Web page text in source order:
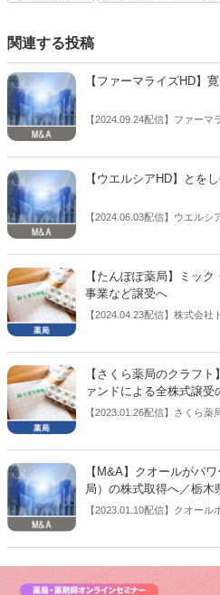
関連する投稿
【ファーマライズHD】
【2024.09.24配信】ファーマ
24日、寛一商店グループか
の適用を申請し、保全管理命
化、返済資金の捻出困難に
【ウエルシアHD】とを
【2024.06.03配信】ウエルシ
社とをしや薬局がウエルシ
【たんぽぽ薬局】ミッ
事業など譲受へ
【2024.04.23配信】株式会社
局株式会社（岐阜市）は４
業、ドラッグストア事業など
至ったと公表した。
【さくら薬局のクラフ
ァンドによる全株式譲受
【2023.01.26配信】さくら薬
業再生計画案が成立したと
産業推進機構グループ（
を公表していた。
【M&A】クオールがパ
局）の株式取得へ／栃木
業に
【2023.01.10配信】クオール
ワーファーマシーの株式取